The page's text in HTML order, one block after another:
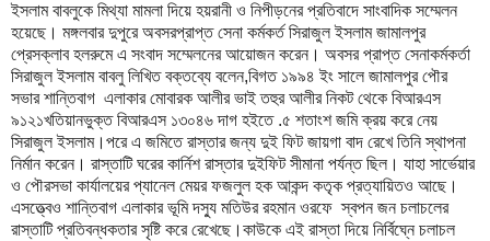
ইসলাম বাবলুকে মিথ্যা মামলা দিয়ে হয়রানী ও নিপীড়নের প্রতিবাদে সাংবাদিক সম্মেলন
হয়েছে। মঙ্গলবার দুপুরে অবসরপ্রাপ্ত সেনা কর্মকর্ত সিরাজুল ইসলাম জামালপুর
প্রেসক্লাব হলরুমে এ সংবাদ সম্মেলনের আয়োজন করেন। অবসর প্রাপ্ত সেনাকর্মকর্তা
সিরাজুল ইসলাম বাবলু লিখিত বক্তব্যে বলেন,বিগত ১৯৯৪ ইং সালে জামালপুর পৌর
সভার শান্তিবাগ এলাকার মোবারক আলীর ভাই তহুর আলীর নিকট থেকে বিআরএস
৯১২১খতিয়ানভুক্ত বিআরএস ১৩০৪৬ দাগ হইতে .৫ শতাংশ জমি ক্রয় করে নেয়
সিরাজুল ইসলাম।পরে এ জমিতে রাস্তার জন্য দুই ফিট জায়গা বাদ রেখে তিনি স্থাপনা
নির্মান করেন। রাস্তাটি ঘরের কার্নিশ রাস্তার দুইফিট সীমানা পর্যন্ত ছিল। যাহা সার্ভেয়ার
ও পৌরসভা কার্যালয়ের প্যানেল মেয়র ফজলুল হক আকন্দ কতৃক প্রত্যায়িতও আছে।
এসত্ত্বেও শান্তিবাগ এলাকার ভূমি দস্যু মতিউর রহমান ওরফে স্বপন জন চলাচলের
রাস্তাটি প্রতিবন্ধকতার সৃষ্টি করে রেখেছে।কাউকে এই রাস্তা দিয়ে নির্বিঘ্নে চলাচল